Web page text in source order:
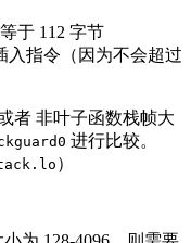
于 112 字节
入指令（因为不会超过
者 非叶子函数栈帧大
进行比较。
）